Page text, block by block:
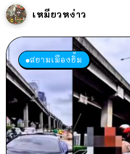
เหมียวหง่าว
สยามเมืองยิ้ม